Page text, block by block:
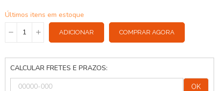
Últimos itens em estoque
ADICIONAR COMPRAR AGORA
CALCULAR FRETES E PRAZOS:
OK